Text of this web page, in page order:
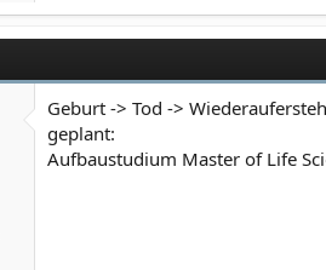
Geburt -> Tod ->
geplant:
Aufbaustudium Master of Life